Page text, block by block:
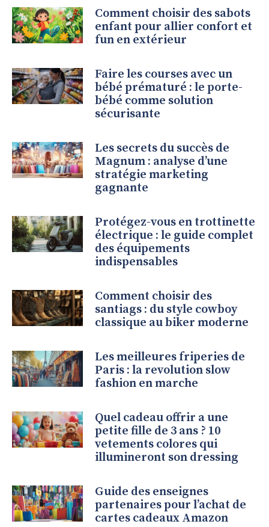
Comment choisir des sabots
enfant pour allier confort et
fun en extérieur
Faire les courses avec un
bébé prématuré : le porte-
bébé comme solution
sécurisante
Les secrets du succès de
Magnum : analyse d’une
stratégie marketing
gagnante
Protégez-vous en trottinette
électrique : le guide complet
des équipements
indispensables
Comment choisir des
santiags : du style cowboy
classique au biker moderne
Les meilleures friperies de
Paris : la revolution slow
fashion en marche
Quel cadeau offrir a une
petite fille de 3 ans ? 10
vetements colores qui
illumineront son dressing
Guide des enseignes
partenaires pour l’achat de
cartes cadeaux Amazon